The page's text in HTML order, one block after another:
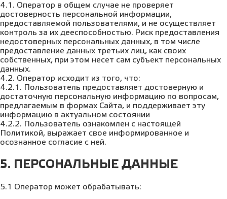
4.1. Оператор в общем случае не проверяет
достоверность персональной информации,
предоставляемой пользователями, и не осуществляет
контроль за их дееспособностью. Риск предоставления
недостоверных персональных данных, в том числе
предоставление данных третьих лиц, как своих
собственных, при этом несет сам субъект персональных
данных.
4.2. Оператор исходит из того, что:
4.2.1. Пользователь предоставляет достоверную и
достаточную персональную информацию по вопросам,
предлагаемым в формах Сайта, и поддерживает эту
информацию в актуальном состоянии
4.2.2. Пользователь ознакомлен с настоящей
Политикой, выражает свое информированное и
осознанное согласие с ней.
5. ПЕРСОНАЛЬНЫЕ ДАННЫЕ
5.1 Оператор может обрабатывать: